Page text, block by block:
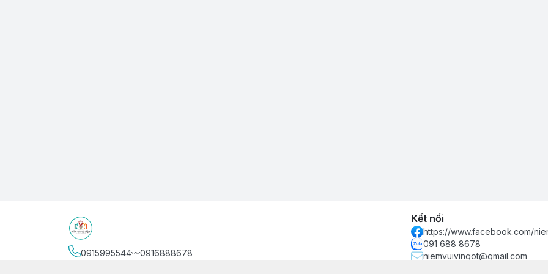
0915995544〰️0916888678
Kết nối
https://www.facebook.com/
091 688 8678
niemvuivingot@gmail.com